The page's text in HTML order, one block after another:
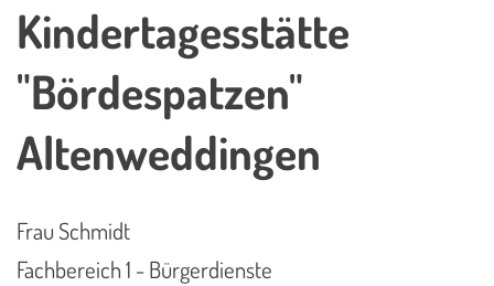
Kindertagesstätte
"Bördespatzen"
Altenweddingen
Frau Schmidt
Fachbereich 1 - Bürgerdienste